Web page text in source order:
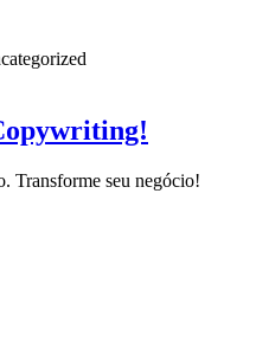
Transforme seu negócio!